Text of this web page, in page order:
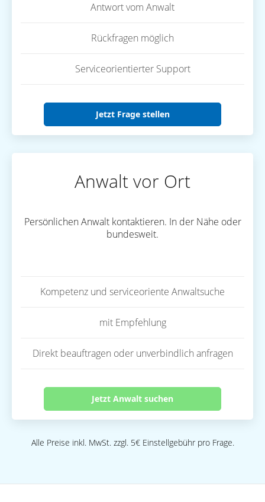
Antwort vom Anwalt
Rückfragen möglich
Serviceorientierter Support
Jetzt Frage stellen
Anwalt vor Ort
Persönlichen Anwalt kontaktieren. In der Nähe oder
bundesweit.
Kompetenz und serviceoriente Anwaltsuche
mit Empfehlung
Direkt beauftragen oder unverbindlich anfragen
Jetzt Anwalt suchen
Alle Preise inkl. MwSt. zzgl. 5€ Einstellgebühr pro Frage.